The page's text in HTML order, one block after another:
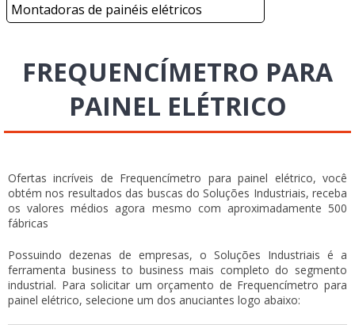
Montadoras de painéis elétricos
FREQUENCÍMETRO PARA
PAINEL ELÉTRICO
Ofertas incríveis de Frequencímetro para painel elétrico, você
obtém nos resultados das buscas do Soluções Industriais, receba
os valores médios agora mesmo com aproximadamente 500
fábricas
Possuindo dezenas de empresas, o Soluções Industriais é a
ferramenta business to business mais completo do segmento
industrial. Para solicitar um orçamento de Frequencímetro para
painel elétrico, selecione um dos anuciantes logo abaixo: